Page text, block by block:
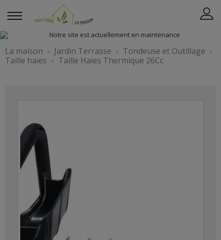
La maison Jardin Terrasse
Tondeuse et Outillage
Taille haies
Taille Haies Thermique 26Cc